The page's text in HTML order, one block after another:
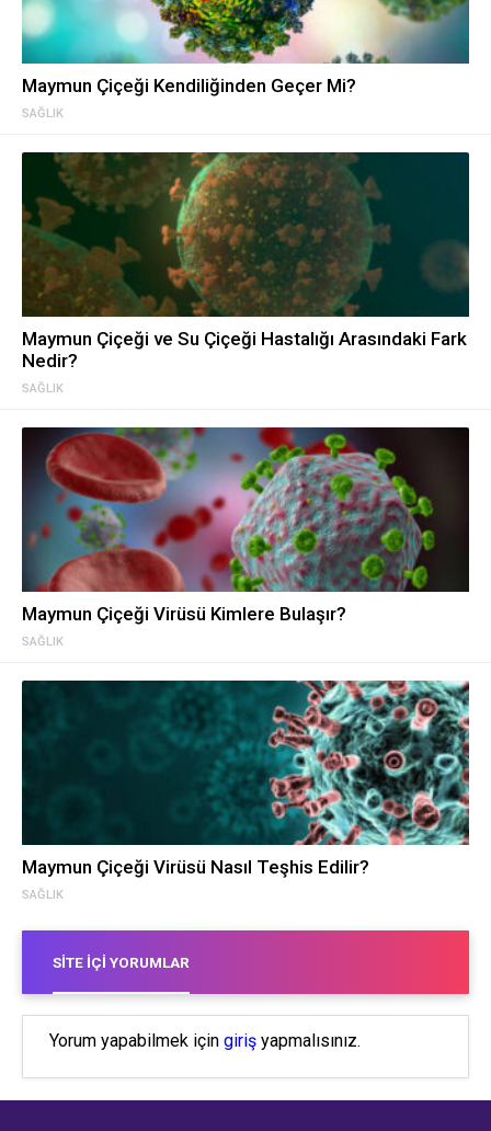
SAĞLIK
Maymun Çiçeği Kendiliğinden Geçer Mi?
SAĞLIK
Maymun Çiçeği ve Su Çiçeği Hastalığı Arasındaki Fark
Nedir?
SAĞLIK
Maymun Çiçeği Virüsü Kimlere Bulaşır?
SAĞLIK
Maymun Çiçeği Virüsü Nasıl Teşhis Edilir?
SITE İÇI YORUMLAR
Yorum yapabilmek için giriş yapmalısınız.